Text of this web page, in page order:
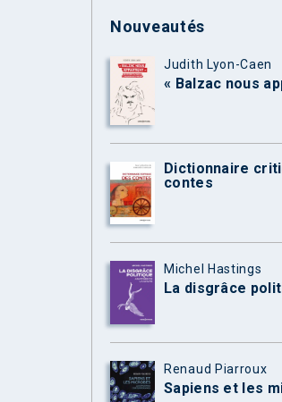
Nouveautés
Judith Lyon-Caen
« Balzac nous
Dictionnaire
contes
Michel Hastings
La disgrâce
Renaud Piarroux
Sapiens et les